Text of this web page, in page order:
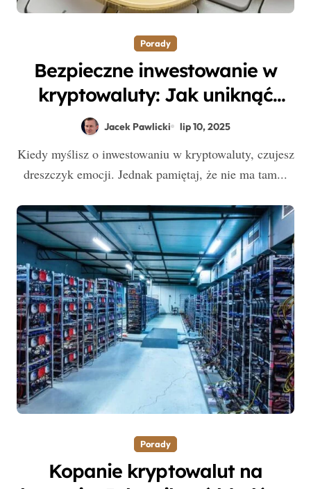
Porady
Bezpieczne inwestowanie w
kryptowaluty: Jak uniknąć
strat i ryzyka od samego
Jacek Pawlicki lip 10, 2025
Kiedy myślisz o inwestowaniu w kryptowaluty, czujesz
dreszczyk emocji. Jednak pamiętaj, że nie ma tam...
Porady
Kopanie kryptowalut na